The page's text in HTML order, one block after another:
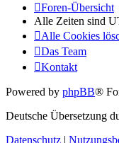
Foren-Übersicht
Alle Zeiten sind
Alle Cookies
Das Team
Kontakt
Powered by phpBB®
Deutsche Übersetzung
Datenschutz |